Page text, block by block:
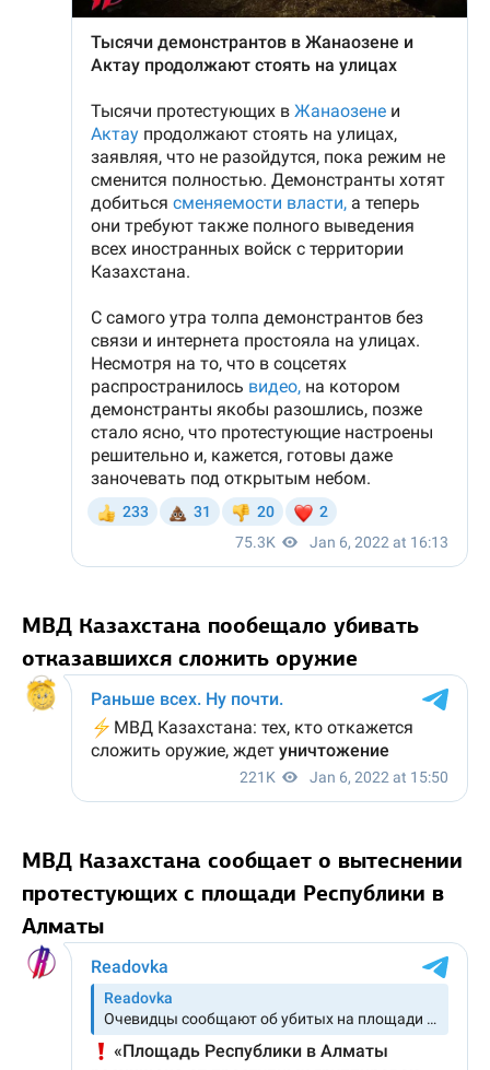
МВД Казахстана пообещало убивать
отказавшихся сложить оружие
МВД Казахстана сообщает о вытеснении
протестующих с площади Республики в
Алматы